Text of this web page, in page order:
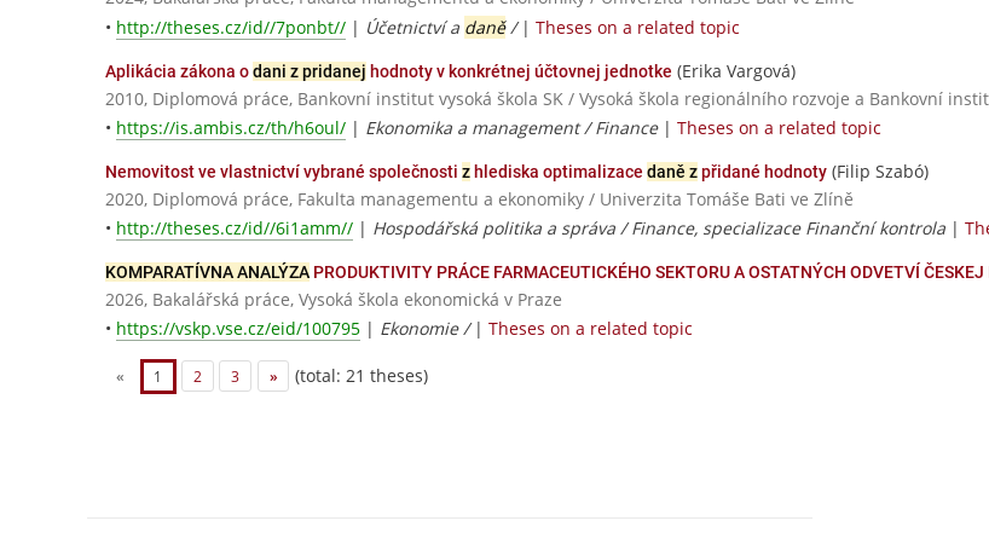
• http://theses.cz/id//7ponbt// | Účetnictví a daně/ | Theses on a related topic
Aplikácia zákona odani z pridanej hodnoty v konkrétnej účtovnej jednotke (Erika Vargová)
2010, Diplomová práce, Bankovní institut vysoká škola SK / Vysoká škola regionálního rozvoje a Bankovní
• https://is.ambis.cz/th/h6oul/ | Ekonomika a management / Finance| Theses on a related topic
Nemovitost ve vlastnictví vybrané společnosti z hlediska optimalizace daně zpřidané hodnoty (Filip Szabó)
2020, Diplomová práce, Fakulta managementu a ekonomiky / Univerzita Tomáše Bati ve Zlíně
• http://theses.cz/id//6i1amm// | Hospodářská politika a správa / Finance, specializace Finanční kontrola |
KOMPARATÍVNA ANALÝZA PRODUKTIVITY PRÁCE FARMACEUTICKÉHO SEKTORU A OSTATNÝCH ODVETVÍ
2026, Bakalářská práce, Vysoká škola ekonomická v Praze
• https://vskp.vse.cz/eid/100795 | Ekonomie / | Theses on a related topic
« 1 2 3 » (total: 21 theses)